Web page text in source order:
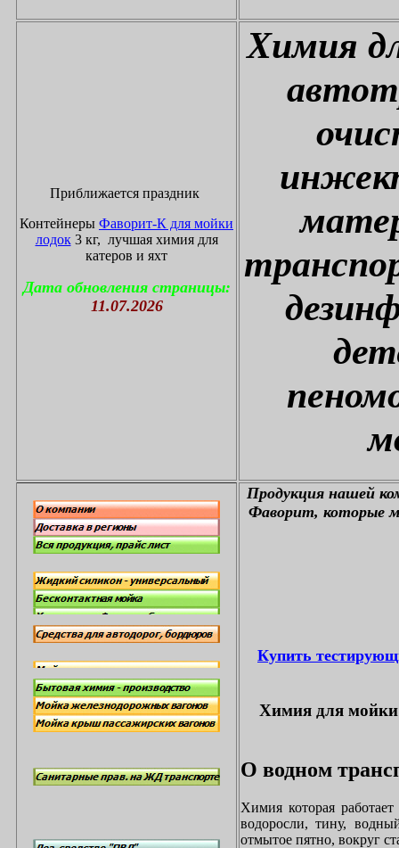
Приближается праздник
Контейнеры Фаворит-К для мойки
лодок3 кг, лучшая химия для
катеров и яхт
Дата обновления страницы:
11.07.2026
Химия
Продукция нашей
Фаворит, которые
Купить
Химия для мойки
О водном
Химия которая
водоросли, тину,
отмытое пятно, вокруг